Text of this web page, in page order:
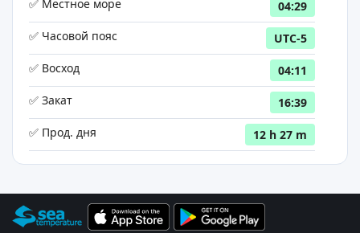
✅ Местное море
04:29
✅ Часовой пояс
UTC-5
✅ Восход
04:11
✅ Закат
16:39
✅ Прод. дня
12 h 27 m